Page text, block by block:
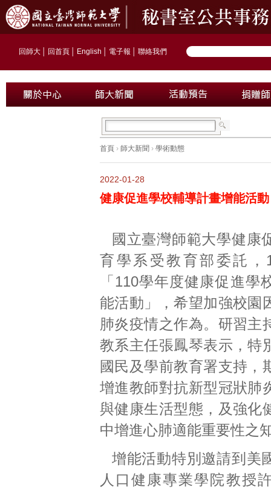
回師大 回首頁 English 電子報 聯絡我們
首頁 › 師大新聞 › 學術動態
2022-01-28
健康促進學校輔導計畫增能活
國立臺灣師範大學健康
育學系受教育部委託，
「110學年度健康促進學
能活動」，希望加強校園
肺炎疫情之作為。研習主
教系主任張鳳琴表示，特
國民及學前教育署支持，
增進教師對抗新型冠狀肺
與健康生活型態，及強化
中增進心肺適能重要性之
增能活動特別邀請到美
人口健康專業學院教授